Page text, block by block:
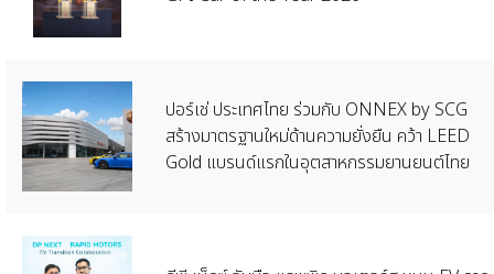
ปอร์เช่ ประเทศไทย ร่วมกับ ONNEX by SCG
สร้างมาตรฐานใหม่ด้านความยั่งยืน คว้า LEED
Gold แบรนด์แรกในอุตสาหกรรมยานยนต์ไทย